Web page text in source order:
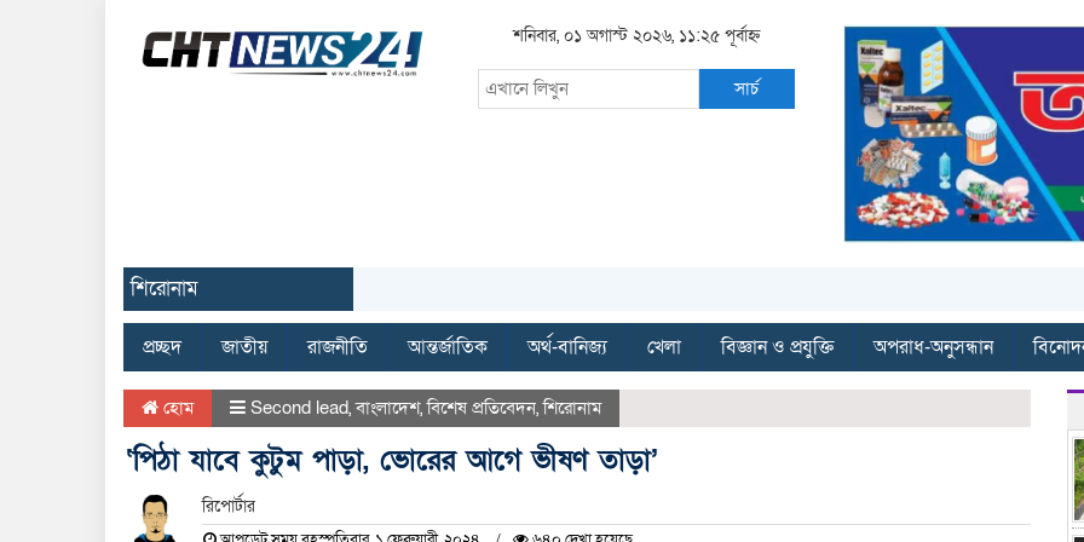
শনিবার, ০১ অগাস্ট ২০২৬, ১১:২৫ পূর্বাহ্ন
সার্চ
শিরোনাম
প্রচ্ছদ জাতীয় রাজনীতি আন্তর্জাতিক অর্থ-বানিজ্য খেলা বিজ্ঞান ও প্রযুক্তি অপরাধ-অনুসন্ধান
হোম Second lead,বাংলাদেশ,বিশেষ প্রতিবেদন,শিরোনাম
‘পিঠা যাবে কুটুম পাড়া, ভোরের আগে ভীষণ তাড়া’
রিপোর্টার